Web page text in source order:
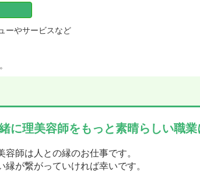
ーやサービスなど
に理美容師をもっと素晴らしい職
容師は人との縁のお仕事です。
縁が繋がっていければ幸いです。